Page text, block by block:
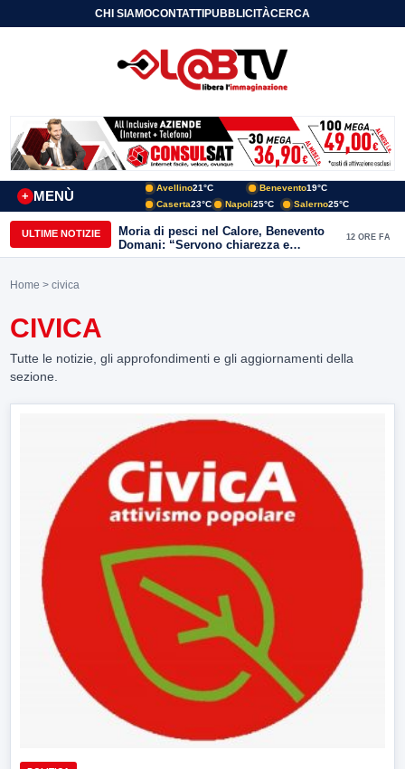
CHI SIAMOCONTATTIPUBBLICITÀCERCA
MENÙ
+
Avellino21°C Benevento19°C
Caserta23°C Napoli25°C Salerno25°C
ULTIME NOTIZIE
Moria di pesci nel Calore, Benevento
Domani: “Servono chiarezza e
approfondimenti sulla gestione
12 ORE FA
Home > civica
CIVICA
Tutte le notizie, gli approfondimenti e gli aggiornamenti della
sezione.